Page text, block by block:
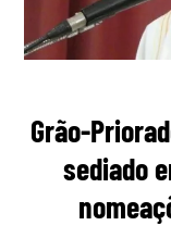
Grão-
sediado